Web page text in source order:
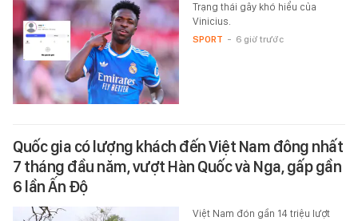
Trạng thái gây khó hiểu của
Vinicius.
SPORT - 6 giờ trước
Quốc gia có lượng khách đến Việt Nam đông nhất
7 tháng đầu năm, vượt Hàn Quốc và Nga, gấp gần
6 lần Ấn Độ
Việt Nam đón gần 14 triệu lượt